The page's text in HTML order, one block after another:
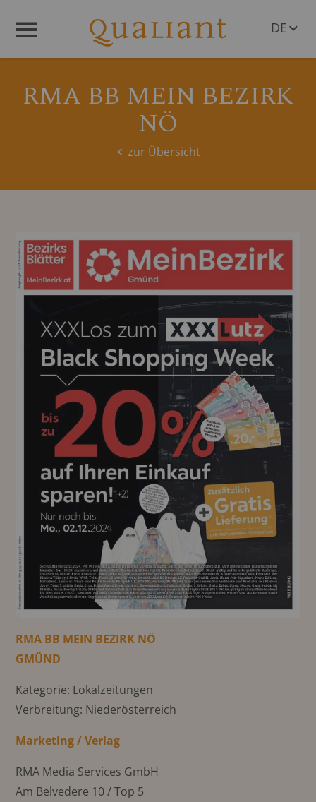
DE
RMA BB MEIN BEZIRK
NÖ
zur Übersicht
RMA BB MEIN BEZIRK NÖ
GMÜND
Kategorie: Lokalzeitungen
Verbreitung: Niederösterreich
Marketing / Verlag
RMA Media Services GmbH
Am Belvedere 10 / Top 5